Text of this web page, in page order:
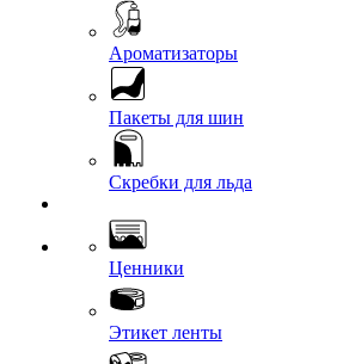
Ароматизаторы
Пакеты для шин
Скребки для льда
Ценники
Этикет ленты